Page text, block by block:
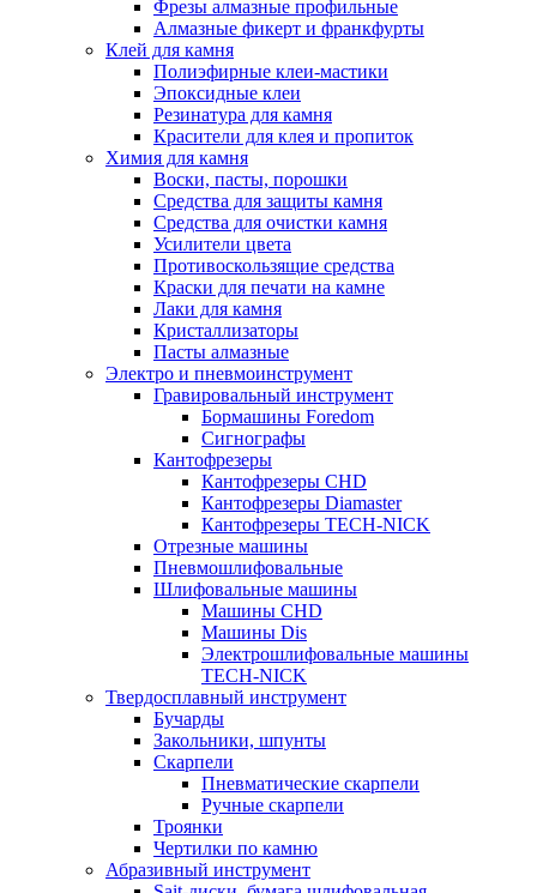
Фрезы алмазные профильные
Алмазные фикерт и франкфурты
Клей для камня
Полиэфирные клеи-мастики
Эпоксидные клеи
Резинатура для камня
Красители для клея и пропиток
Химия для камня
Воски, пасты, порошки
Средства для защиты камня
Средства для очистки камня
Усилители цвета
Противоскользящие средства
Краски для печати на камне
Лаки для камня
Кристаллизаторы
Пасты алмазные
Электро и пневмоинструмент
Гравировальный инструмент
Бормашины Foredom
Сигнографы
Кантофрезеры
Кантофрезеры CHD
Кантофрезеры Diamaster
Кантофрезеры TECH-NICK
Отрезные машины
Пневмошлифовальные
Шлифовальные машины
Машины CHD
Машины Dis
Электрошлифовальные машины
TECH-NICK
Твердосплавный инструмент
Бучарды
Закольники, шпунты
Скарпели
Пневматические скарпели
Ручные скарпели
Троянки
Чертилки по камню
Абразивный инструмент